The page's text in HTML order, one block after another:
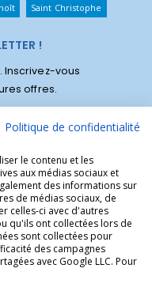
Saint Christophe
!
Inscrivez-vous
offres.
chrétienne de
Politique de confidentialité
le contenu et les
aux médias sociaux et
des informations sur
de médias sociaux, de
celles-ci avec d'autres
qu'ils ont collectées lors de
sont collectées pour
des campagnes
avec Google LLC. Pour